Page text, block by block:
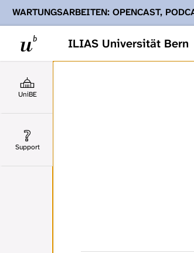
ILIAS Universität Bern
WARTUNGSARBEITEN: OPENCAST,
Ihnen Podcasts, Opencast-Videos und
UniBE
Support